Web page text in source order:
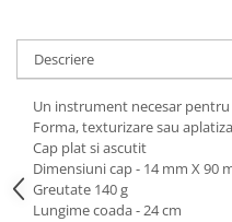
Descriere
Un instrument necesar
Forma, texturizare sau
Cap plat si ascutit
Dimensiuni cap - 14 mm X 90
Greutate 140 g
Lungime coada - 24 cm